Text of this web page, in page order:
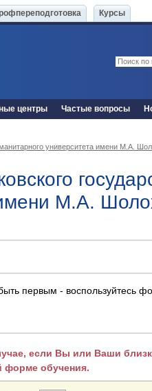
Курсы
центры Частые вопросы
университета имени М.А.
имени М.А.
первым - воспользуйтесь
если Вы или Ваши
форме обучения.